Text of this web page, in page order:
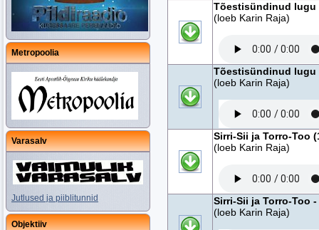
Metropoolia
Varasalv
Jutlused ja piiblitunnid
Objektiiv
Tõestisündinud lugu
(loeb Karin Raja)
Tõestisündinud lugu
(loeb Karin Raja)
Sirri-Sii ja Torro-Too
(loeb Karin Raja)
Sirri-Sii ja Torro-Too
(loeb Karin Raja)